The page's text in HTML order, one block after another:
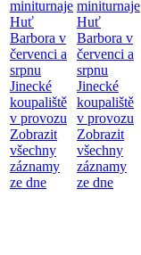
miniturnaje
Huť
Barbora v
červenci a
srpnu
Jinecké
koupaliště
v provozu
Zobrazit
všechny
záznamy
ze dne
miniturnaje
Huť
Barbora v
červenci a
srpnu
Jinecké
koupaliště
v provozu
Zobrazit
všechny
záznamy
ze dne